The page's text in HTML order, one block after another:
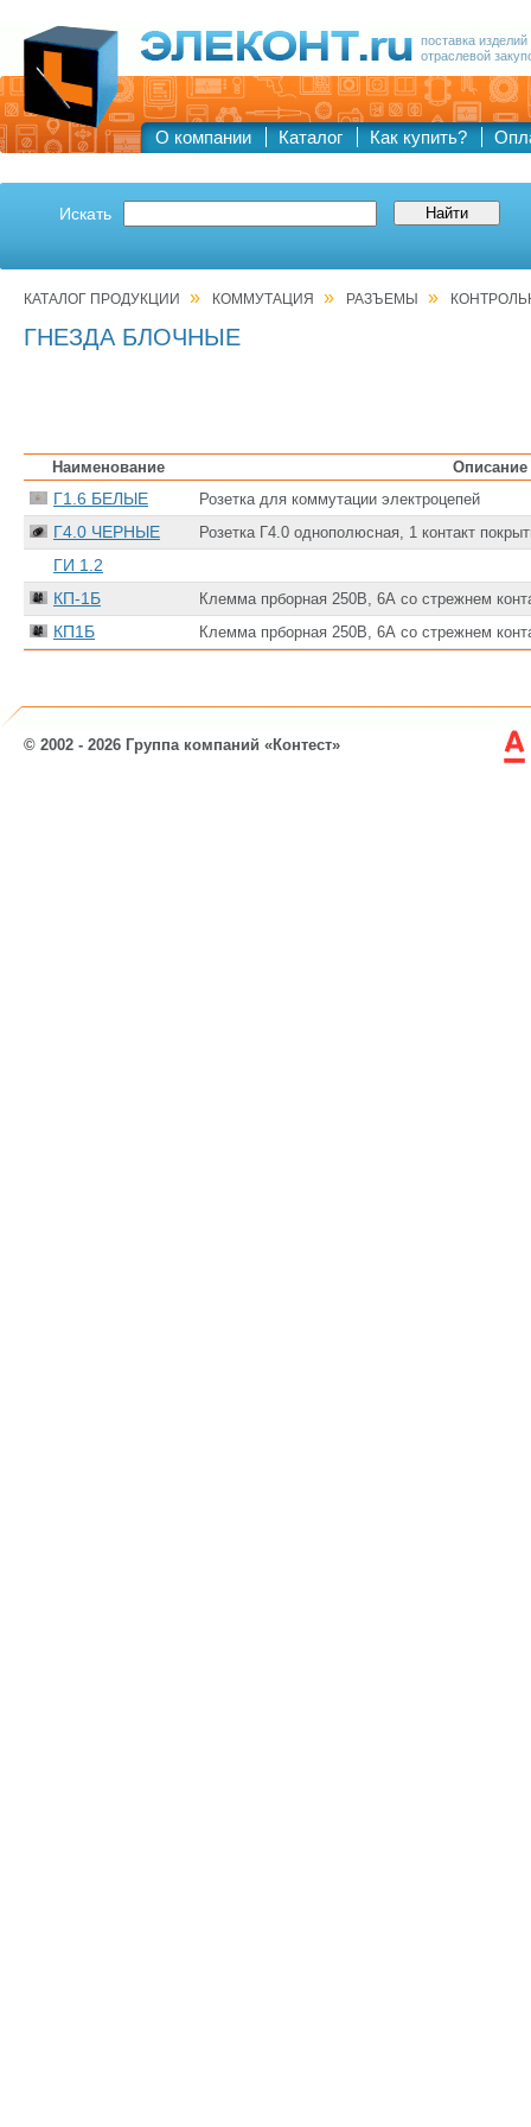
поставка
отраслевой
О компании Каталог Как купить?
Искать
КАТАЛОГ ПРОДУКЦИИ » КОММУТАЦИЯ » РАЗЪЕМЫ »
ГНЕЗДА БЛОЧНЫЕ
Наименование Описание
Г1.6 БЕЛЫЕ Розетка для коммутации электроцепей
Г4.0 ЧЕРНЫЕ Розетка Г4.0 однополюсная, 1 контакт
ГИ 1.2
КП-1Б
Клемма прборная 250В, 6А со стрежнем
КП1Б Клемма прборная 250В, 6А со стрежнем
© 2002 - 2026 Группа компаний «Контест»